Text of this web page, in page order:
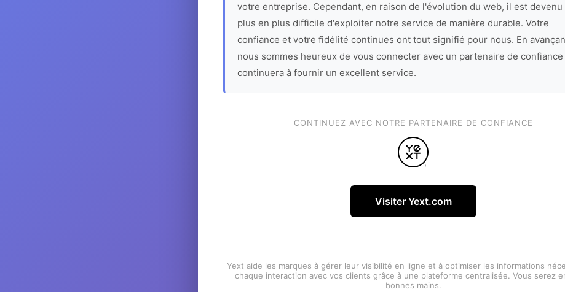
votre entreprise. Cependant, en raison de l'évolution du web, il est devenu
plus en plus difficile d'exploiter notre service de manière durable. Votre
confiance et votre fidélité continues ont tout signifié pour nous. En
nous sommes heureux de vous connecter avec un partenaire de confiance
continuera à fournir un excellent service.
CONTINUEZ AVEC NOTRE PARTENAIRE DE CONFIANCE
Visiter Yext.com
Yext aide les marques à gérer leur visibilité en ligne et à optimiser les informations
chaque interaction avec vos clients grâce à une plateforme centralisée. Vous serez
bonnes mains.